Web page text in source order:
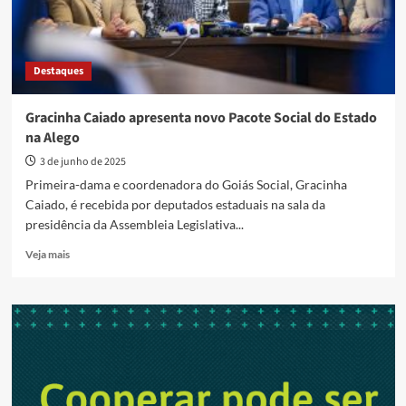
Destaques
Gracinha Caiado apresenta novo Pacote Social do Estado
na Alego
3 de junho de 2025
Primeira-dama e coordenadora do Goiás Social, Gracinha
Caiado, é recebida por deputados estaduais na sala da
presidência da Assembleia Legislativa...
Veja maisRead
Gracinha
Caiado
Social